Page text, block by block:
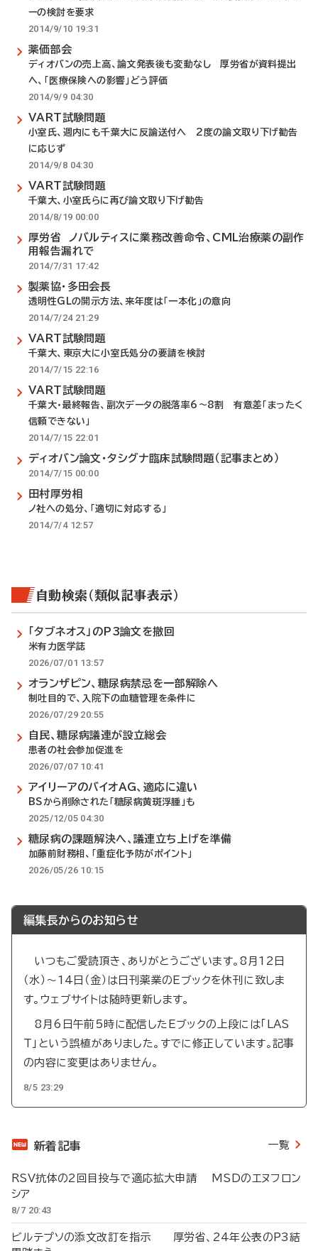
ーの検討を要求
2014/9/10 19:31
薬価部会
ディオバンの売上高、論文発表後も変動なし 厚労省が資料提出
へ、「医療保険への影響」どう評価
2014/9/9 04:30
VART試験問題
小室氏、週内にも千葉大に反論送付へ 2度の論文取り下げ勧告
に応じず
2014/9/8 04:30
VART試験問題
千葉大、小室氏らに再び論文取り下げ勧告
2014/8/19 00:00
厚労省 ノバルティスに業務改善命令、CML治療薬の副作
用報告漏れで
2014/7/31 17:42
製薬協・多田会長
透明性GLの開示方法、来年度は「一本化」の意向
2014/7/24 21:29
VART試験問題
千葉大、東京大に小室氏処分の要請を検討
2014/7/15 22:16
VART試験問題
千葉大・最終報告、副次データの脱落率6～8割 有意差「まったく
信頼できない」
2014/7/15 22:01
ディオバン論文・タシグナ臨床試験問題（記事まとめ）
2014/7/15 00:00
田村厚労相
ノ社への処分、「適切に対応する」
2014/7/4 12:57
自動検索（類似記事表示）
「タブネオス」のP3論文を撤回
米有力医学誌
2026/07/01 13:57
オランザピン、糖尿病禁忌を一部解除へ
制吐目的で、入院下の血糖管理を条件に
2026/07/29 20:55
自民、糖尿病議連が設立総会
患者の社会参加促進を
2026/07/07 10:41
アイリーアのバイオAG、適応に違い
BSから削除された「糖尿病黄斑浮腫」も
2025/12/05 04:30
糖尿病の課題解決へ、議連立ち上げを準備
加藤前財務相、「重症化予防がポイント」
2026/05/26 10:15
編集長からのお知らせ
いつもご愛読頂き、ありがとうございます。8月12日
（水）～14日（金）は日刊薬業のEブックを休刊に致しま
す。ウェブサイトは随時更新します。
8月6日午前5時に配信したEブックの上段には「LAS
T」という誤植がありました。すでに修正しています。記事
の内容に変更はありません。
8/5 23:29
新着記事 一覧
RSV抗体の2回目投与で適応拡大申請 MSDのエヌフロン
シア
8/7 20:43
ビルテプソの添文改訂を指示 厚労省、24年公表のP3結